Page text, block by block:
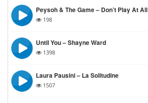
Peysoh & The Game – Don’t Play At All
198
Until You – Shayne Ward
1398
Laura Pausini – La Solitudine
1507